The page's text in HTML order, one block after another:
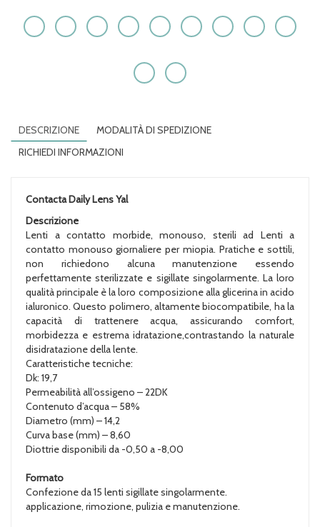
DESCRIZIONE
MODALITÀ DI SPEDIZIONE
RICHIEDI INFORMAZIONI
Contacta Daily Lens Yal
Descrizione
Lenti a contatto morbide, monouso, sterili ad Lenti a
contatto monouso giornaliere per miopia. Pratiche e sottili,
non richiedono alcuna manutenzione essendo
perfettamente sterilizzate e sigillate singolarmente. La loro
qualità principale è la loro composizione alla glicerina in acido
ialuronico. Questo polimero, altamente biocompatibile, ha la
capacità di trattenere acqua, assicurando comfort,
morbidezza e estrema idratazione,contrastando la naturale
disidratazione della lente.
Caratteristiche tecniche:
Dk: 19,7
Permeabilità all’ossigeno – 22DK
Contenuto d’acqua – 58%
Diametro (mm) – 14,2
Curva base (mm) – 8,60
Diottrie disponibili da -0,50 a -8,00
Formato
Confezione da 15 lenti sigillate singolarmente.
applicazione, rimozione, pulizia e manutenzione.